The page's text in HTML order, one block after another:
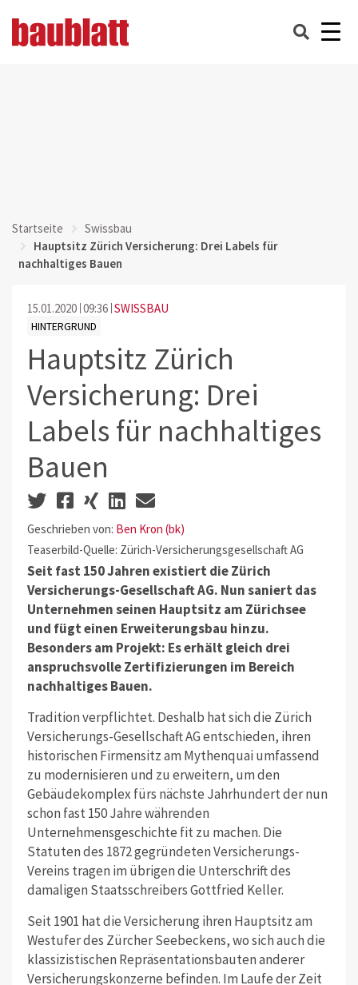
Startseite
Swissbau
Hauptsitz Zürich Versicherung: Drei Labels für
nachhaltiges Bauen
15.01.2020 09:36 SWISSBAU
HINTERGRUND
Hauptsitz Zürich
Versicherung: Drei
Labels für nachhaltiges
Bauen
Geschrieben von: Ben Kron (bk)
Teaserbild-Quelle: Zürich-Versicherungsgesellschaft AG
Seit fast 150 Jahren existiert die Zürich
Versicherungs-Gesellschaft AG. Nun saniert das
Unternehmen seinen Hauptsitz am Zürichsee
und fügt einen Erweiterungsbau hinzu.
Besonders am Projekt: Es erhält gleich drei
anspruchsvolle Zertifizierungen im Bereich
nachhaltiges Bauen.
Tradition verpflichtet. Deshalb hat sich die Zürich
Versicherungs-Gesellschaft AG entschieden, ihren
historischen Firmensitz am Mythenquai umfassend
zu modernisieren und zu erweitern, um den
Gebäudekomplex fürs nächste Jahrhundert der nun
schon fast 150 Jahre währenden
Unternehmensgeschichte fit zu machen. Die
Statuten des 1872 gegründeten Versicherungs-
Vereins tragen im übrigen die Unterschrift des
damaligen Staatsschreibers Gottfried Keller.
Seit 1901 hat die Versicherung ihren Hauptsitz am
Westufer des Zürcher Seebeckens, wo sich auch die
klassizistischen Repräsentationsbauten anderer
Versicherungskonzerne befinden. Im Laufe der Zeit